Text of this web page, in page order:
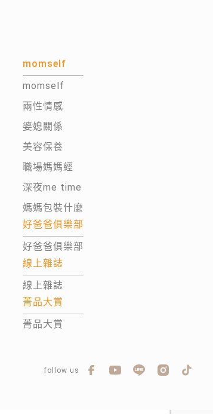
momself
momself
兩性情感
婆媳關係
美容保養
職場媽媽經
深夜me time
媽媽包裝什麼
好爸爸俱樂部
好爸爸俱樂部
線上雜誌
線上雜誌
菁品大賞
菁品大賞
follow us